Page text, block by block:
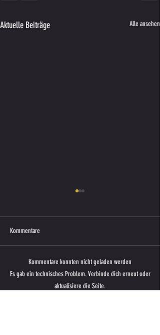
Aktuelle Beiträge Alle ansehen
U13: Auswärtsniederlage gegen
Kainachtal B
Kommentare
Kommentare konnten nicht geladen werden
Es gab ein technisches Problem. Verbinde dich erneut oder
aktualisiere die Seite.